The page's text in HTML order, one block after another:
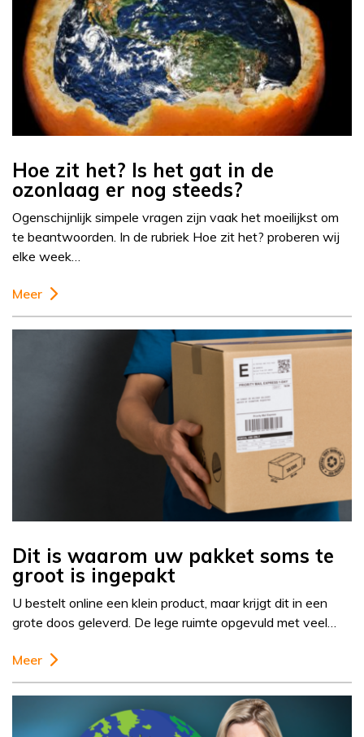
Hoe zit het? Is het gat in de
ozonlaag er nog steeds?
Ogenschijnlijk simpele vragen zijn vaak het moeilijkst om
te beantwoorden. In de rubriek Hoe zit het? proberen wij
elke week…
Meer
Dit is waarom uw pakket soms te
groot is ingepakt
U bestelt online een klein product, maar krijgt dit in een
grote doos geleverd. De lege ruimte opgevuld met veel…
Meer